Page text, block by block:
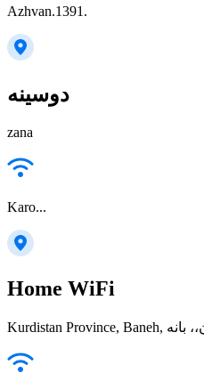
Azhvan.1391.
دوسینه
zana
Karo...
Home WiFi